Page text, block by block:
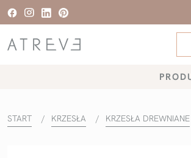
START / KRZESŁA / KRZESŁA DREWNIANE